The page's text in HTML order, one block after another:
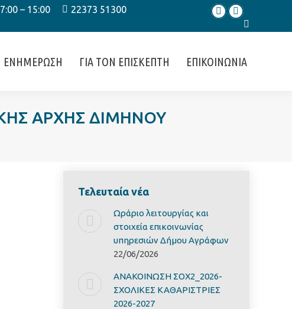
– 15:00
22373 51300
FacebookInstagram
Search:
ΕΝΗΜΕΡΩΣΗ ΓΙΑ ΤΟΝ ΕΠΙΣΚΕΠΤΗ ΕΠΙΚΟΙΝΩΝΙΑ
ΑΡΧΗΣ ΔΙΜΗΝΟΥ
Τελευταία νέα
Ωράριο λειτουργίας και
στοιχεία επικοινωνίας
υπηρεσιών Δήμου Αγράφων
22/06/2026
ΑΝΑΚΟΙΝΩΣΗ ΣΟΧ2_2026-
ΣΧΟΛΙΚΕΣ ΚΑΘΑΡΙΣΤΡΙΕΣ
2026-2027